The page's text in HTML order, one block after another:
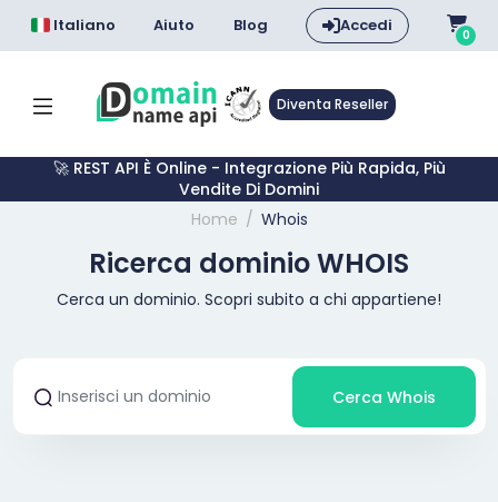
Italiano Aiuto Blog Accedi 0
Diventa Reseller
🚀 REST API È Online - Integrazione Più Rapida, Più
Vendite Di Domini
Home
Whois
Ricerca dominio WHOIS
Cerca un dominio. Scopri subito a chi appartiene!
Cerca Whois